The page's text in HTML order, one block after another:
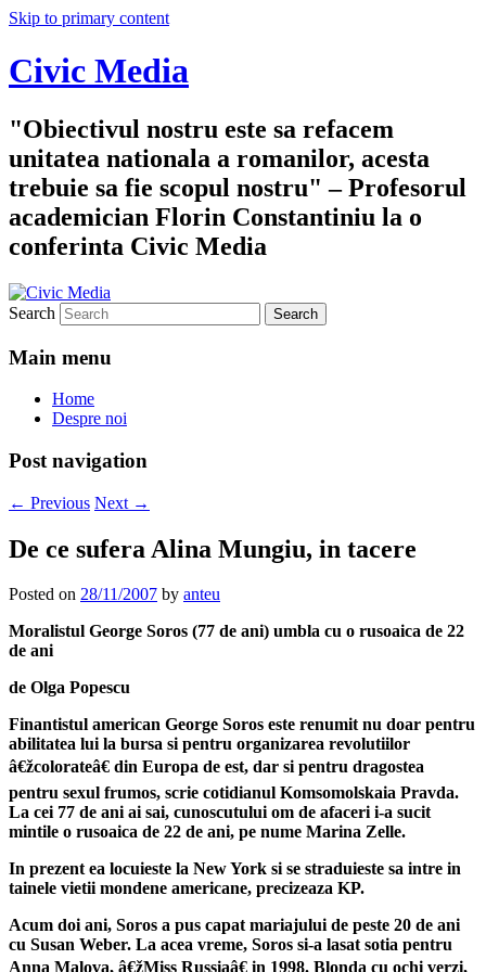
Skip to primary content
Civic Media
"Obiectivul nostru este sa refacem
unitatea nationala a romanilor, acesta
trebuie sa fie scopul nostru" – Profesorul
academician Florin Constantiniu la o
conferinta Civic Media
Search
Main menu
Home
Despre noi
Post navigation
← Previous Next →
De ce sufera Alina Mungiu, in tacere
Posted on 28/11/2007 by anteu
Moralistul George Soros (77 de ani) umbla cu o rusoaica de 22
de ani
de Olga Popescu
Finantistul american George Soros este renumit nu doar pentru
abilitatea lui la bursa si pentru organizarea revolutiilor
â€žcolorateâ€ din Europa de est, dar si pentru dragostea
pentru sexul frumos, scrie cotidianul Komsomolskaia Pravda.
La cei 77 de ani ai sai, cunoscutului om de afaceri i-a sucit
mintile o rusoaica de 22 de ani, pe nume Marina Zelle.
In prezent ea locuieste la New York si se straduieste sa intre in
tainele vietii mondene americane, precizeaza KP.
Acum doi ani, Soros a pus capat mariajului de peste 20 de ani
cu Susan Weber. La acea vreme, Soros si-a lasat sotia pentru
Anna Malova, â€žMiss Russiaâ€ in 1998. Blonda cu ochi verzi,